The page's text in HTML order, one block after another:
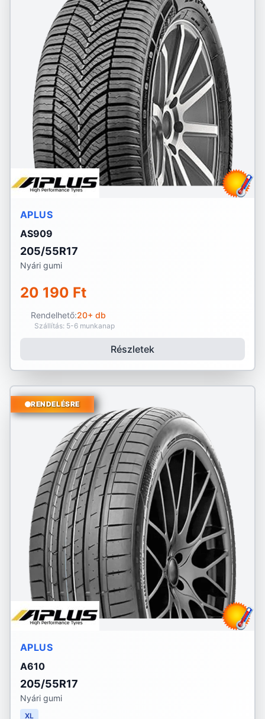
APLUS
AS909
205/55R17
Nyári gumi
20 190 Ft
Rendelhető:20+ db
Szállítás: 5-6 munkanap
Részletek
RENDELÉSRE
APLUS
A610
205/55R17
Nyári gumi
XL